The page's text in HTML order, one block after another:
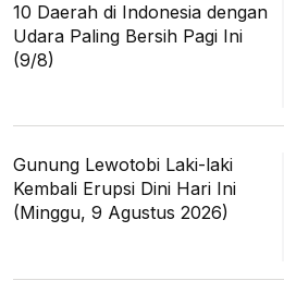
10 Daerah di Indonesia dengan
Udara Paling Bersih Pagi Ini
(9/8)
Gunung Lewotobi Laki-laki
Kembali Erupsi Dini Hari Ini
(Minggu, 9 Agustus 2026)